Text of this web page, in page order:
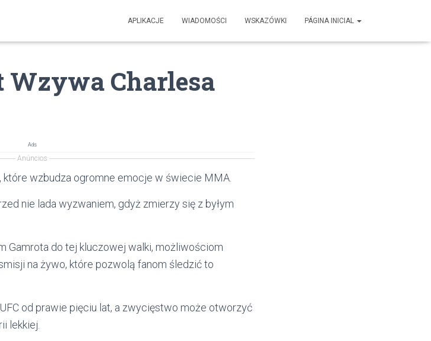
APLIKACJE WIADOMOŚCI WSKAZÓWKI PÁGINA INICIAL
Wzywa Charlesa
Ads
Anúncios
wzbudza ogromne emocje w świecie MMA.
nie lada wyzwaniem, gdyż zmierzy się z byłym
Gamrota do tej kluczowej walki, możliwościom
na żywo, które pozwolą fanom śledzić to
od prawie pięciu lat, a zwycięstwo może otworzyć
lekkiej.